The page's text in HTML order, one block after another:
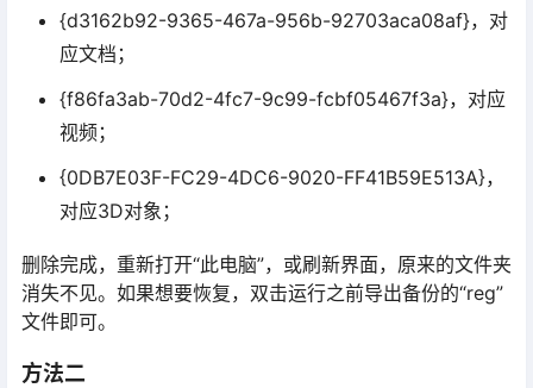
{d3162b92-9365-467a-956b-92703aca08af}，对
应文档；
{f86fa3ab-70d2-4fc7-9c99-fcbf05467f3a}，对应
视频；
{0DB7E03F-FC29-4DC6-9020-FF41B59E513A}，
对应3D对象；
​删除完成，重新打开“此电脑”，或刷新界面，原来的文件夹
消失不见。如果想要恢复，双击运行之前导出备份的“reg”
文件即可。
方法二